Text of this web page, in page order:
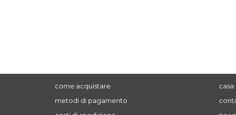
come acquistare
metodi di pagamento